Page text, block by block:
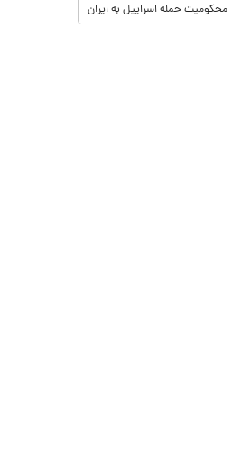
محکومیت حمله اسراییل به ایران